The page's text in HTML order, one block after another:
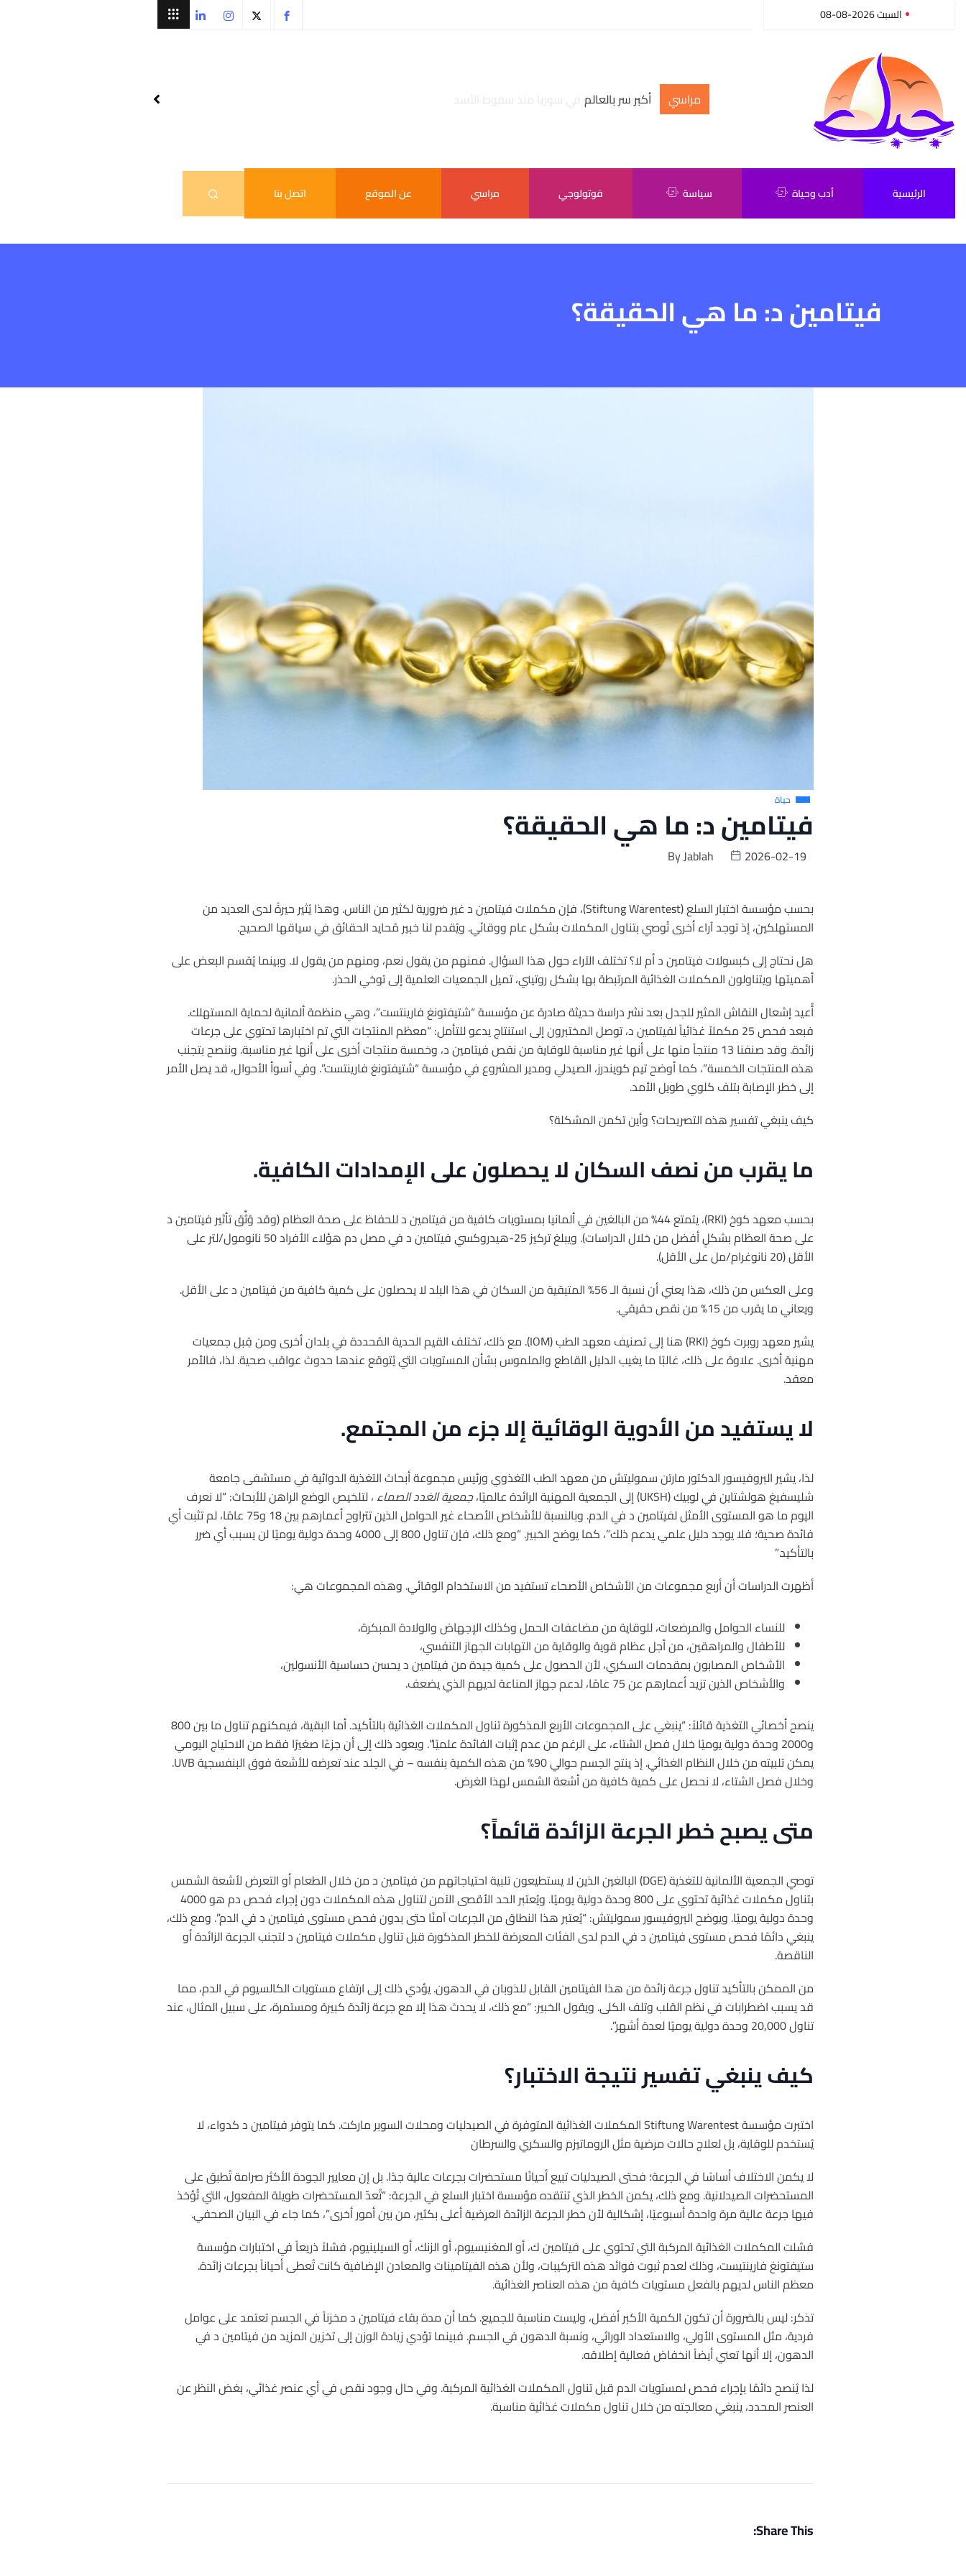
السبت 2026-08-08
مراسي أكبر سر بالعالم
الرئيسية أدب وحياة سياسة فوتولوجي مراسي عن الموقع اتصل بنا
فيتامين د: ما هي الحقيقة؟
حياة
فيتامين د: ما هي الحقيقة؟
ByJablah 2026-02-19
بحسب مؤسسة اختبار السلع (Stiftung Warentest)، فإن مكملات فيتامين د غير ضرورية لكثير من الناس. وهذا يُثير حيرةً لدى العديد من
المستهلكين، إذ توجد آراء أخرى تُوصي بتناول المكملات بشكل عام ووقائي. ويُقدم لنا خبير مُحايد الحقائق في سياقها الصحيح.
هل نحتاج إلى كبسولات فيتامين د أم لا؟ تختلف الآراء حول هذا السؤال. فمنهم من يقول نعم، ومنهم من يقول لا. وبينما يُقسم البعض على
أهميتها ويتناولون المكملات الغذائية المرتبطة بها بشكل روتيني، تميل الجمعيات العلمية إلى توخي الحذر.
أُعيد إشعال النقاش المثير للجدل بعد نشر دراسة حديثة صادرة عن مؤسسة “شتيفتونغ فارينتست”، وهي منظمة ألمانية لحماية المستهلك.
فبعد فحص 25 مكملاً غذائياً لفيتامين د، توصل المختبرون إلى استنتاج يدعو للتأمل: “معظم المنتجات التي تم اختبارها تحتوي على جرعات
زائدة. وقد صنفنا 13 منتجاً منها على أنها غير مناسبة للوقاية من نقص فيتامين د، وخمسة منتجات أخرى على أنها غير مناسبة. وننصح بتجنب
هذه المنتجات الخمسة”، كما أوضح تيم كويندرز، الصيدلي ومدير المشروع في مؤسسة “شتيفتونغ فارينتست”. وفي أسوأ الأحوال، قد يصل الأمر
إلى خطر الإصابة بتلف كلوي طويل الأمد.
كيف ينبغي تفسير هذه التصريحات؟ وأين تكمن المشكلة؟
ما يقرب من نصف السكان لا يحصلون على الإمدادات الكافية.
بحسب معهد كوخ (RKI)، يتمتع 44% من البالغين في ألمانيا بمستويات كافية من فيتامين د للحفاظ على صحة العظام (وقد وُثِّق تأثير فيتامين د
على صحة العظام بشكلٍ أفضل من خلال الدراسات). ويبلغ تركيز 25-هيدروكسي فيتامين د في مصل دم هؤلاء الأفراد 50 نانومول/لتر على
الأقل (20 نانوغرام/مل على الأقل).
وعلى العكس من ذلك، هذا يعني أن نسبة الـ 56% المتبقية من السكان في هذا البلد لا يحصلون على كمية كافية من فيتامين د على الأقل.
ويعاني ما يقرب من 15% من نقص حقيقي.
يشير معهد روبرت كوخ (RKI) هنا إلى تصنيف معهد الطب (IOM). مع ذلك، تختلف القيم الحدية المُحددة في بلدان أخرى ومن قِبل جمعيات
مهنية أخرى. علاوة على ذلك، غالبًا ما يغيب الدليل القاطع والملموس بشأن المستويات التي يُتوقع عندها حدوث عواقب صحية. لذا، فالأمر
معقد.
لا يستفيد من الأدوية الوقائية إلا جزء من المجتمع.
لذا، يشير البروفيسور الدكتور مارتن سموليتش ​​من معهد الطب التغذوي ورئيس مجموعة أبحاث التغذية الدوائية في مستشفى جامعة
شليسفيغ هولشتاين في لوبيك (UKSH) إلى الجمعية المهنية الرائدة عالميًا،
جمعية الغدد الصماء، لتلخيص الوضع الراهن للأبحاث: “لا نعرف
اليوم ما هو المستوى الأمثل لفيتامين د في الدم. وبالنسبة للأشخاص الأصحاء غير الحوامل الذين تتراوح أعمارهم بين 18 و75 عامًا، لم تثبت أي
فائدة صحية؛ فلا يوجد دليل علمي يدعم ذلك”، كما يوضح الخبير. “ومع ذلك، فإن تناول 800 إلى 4000 وحدة دولية يوميًا لن يسبب أي ضرر
بالتأكيد.”
أظهرت الدراسات أن أربع مجموعات من الأشخاص الأصحاء تستفيد من الاستخدام الوقائي. وهذه المجموعات هي:
للنساء الحوامل والمرضعات، للوقاية من مضاعفات الحمل وكذلك الإجهاض والولادة المبكرة،
للأطفال والمراهقين، من أجل عظام قوية والوقاية من التهابات الجهاز التنفسي،
الأشخاص المصابون بمقدمات السكري، لأن الحصول على كمية جيدة من فيتامين د يحسن حساسية الأنسولين،
والأشخاص الذين تزيد أعمارهم عن 75 عامًا، لدعم جهاز المناعة لديهم الذي يضعف.
ينصح أخصائي التغذية قائلاً: “ينبغي على المجموعات الأربع المذكورة تناول المكملات الغذائية بالتأكيد. أما البقية، فيمكنهم تناول ما بين 800
و2000 وحدة دولية يوميًا خلال فصل الشتاء، على الرغم من عدم إثبات الفائدة علميًا”. ويعود ذلك إلى أن جزءًا صغيرًا فقط من الاحتياج اليومي
يمكن تلبيته من خلال النظام الغذائي. إذ ينتج الجسم حوالي 90% من هذه الكمية بنفسه – في الجلد عند تعرضه للأشعة فوق البنفسجية UVB.
وخلال فصل الشتاء، لا نحصل على كمية كافية من أشعة الشمس لهذا الغرض.
متى يصبح خطر الجرعة الزائدة قائماً؟
توصي الجمعية الألمانية للتغذية (DGE) البالغين الذين لا يستطيعون تلبية احتياجاتهم من فيتامين د من خلال الطعام أو التعرض لأشعة الشمس
بتناول مكملات غذائية تحتوي على 800 وحدة دولية يوميًا. ويُعتبر الحد الأقصى الآمن لتناول هذه المكملات دون إجراء فحص دم هو 4000
وحدة دولية يوميًا. ويوضح البروفيسور سموليتش: “يُعتبر هذا النطاق من الجرعات آمنًا حتى بدون فحص مستوى فيتامين د في الدم”. ومع ذلك،
ينبغي دائمًا فحص مستوى فيتامين د في الدم لدى الفئات المعرضة للخطر المذكورة قبل تناول مكملات فيتامين د لتجنب الجرعة الزائدة أو
الناقصة.
من الممكن بالتأكيد تناول جرعة زائدة من هذا الفيتامين القابل للذوبان في الدهون. يؤدي ذلك إلى ارتفاع مستويات الكالسيوم في الدم، مما
قد يسبب اضطرابات في نظم القلب وتلف الكلى. ويقول الخبير: “مع ذلك، لا يحدث هذا إلا مع جرعة زائدة كبيرة ومستمرة، على سبيل المثال، عند
تناول 20,000 وحدة دولية يوميًا لعدة أشهر”.
كيف ينبغي تفسير نتيجة الاختبار؟
اختبرت مؤسسة Stiftung Warentest المكملات الغذائية المتوفرة في الصيدليات ومحلات السوبر ماركت. كما يتوفر فيتامين د كدواء، لا
يُستخدم للوقاية، بل لعلاج حالات مرضية مثل الروماتيزم والسكري والسرطان
لا يكمن الاختلاف أساسًا في الجرعة؛ فحتى الصيدليات تبيع أحيانًا مستحضرات بجرعات عالية جدًا. بل إن معايير الجودة الأكثر صرامة تُطبق على
المستحضرات الصيدلانية. ومع ذلك، يكمن الخطر الذي تنتقده مؤسسة اختبار السلع في الجرعة: “تُعدّ المستحضرات طويلة المفعول، التي تُؤخذ
فيها جرعة عالية مرة واحدة أسبوعيًا، إشكالية لأن خطر الجرعة الزائدة العرضية أعلى بكثير، من بين أمور أخرى”، كما جاء في البيان الصحفي.
فشلت المكملات الغذائية المركبة التي تحتوي على فيتامين ك، أو المغنيسيوم، أو الزنك، أو السيلينيوم، فشلاً ذريعاً في اختبارات مؤسسة
ستيفتونغ فارينتيست، وذلك لعدم ثبوت فوائد هذه التركيبات، ولأن هذه الفيتامينات والمعادن الإضافية كانت تُعطى أحياناً بجرعات زائدة.
معظم الناس لديهم بالفعل مستويات كافية من هذه العناصر الغذائية.
تذكر: ليس بالضرورة أن تكون الكمية الأكبر أفضل، وليست مناسبة للجميع. كما أن مدة بقاء فيتامين د مخزناً في الجسم تعتمد على عوامل
فردية، مثل المستوى الأولي، والاستعداد الوراثي، ونسبة الدهون في الجسم. فبينما تؤدي زيادة الوزن إلى تخزين المزيد من فيتامين د في
الدهون، إلا أنها تعني أيضاً انخفاض فعالية إطلاقه.
لذا يُنصح دائمًا بإجراء فحص لمستويات الدم قبل تناول المكملات الغذائية المركبة. وفي حال وجود نقص في أي عنصر غذائي، بغض النظر عن
العنصر المحدد، ينبغي معالجته من خلال تناول مكملات غذائية مناسبة.
Share This: